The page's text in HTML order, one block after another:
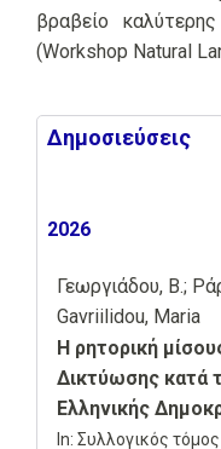
βραβείο
(Workshop Natural
Δημοσιεύσεις
2026
Γεωργιάδου, Β.;
Gavriilidou, Maria
Η ρητορική
Δικτύωσης κατά
Ελληνικής
In: Συλλογικός